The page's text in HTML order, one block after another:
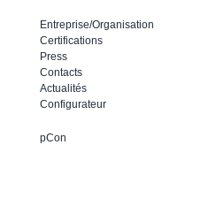
Entreprise/Organisation
Certifications
Press
Contacts
Actualités
Configurateur
pCon